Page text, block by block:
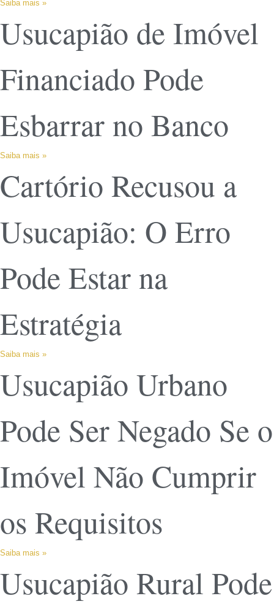
Saiba mais »
Usucapião de Imóvel
Financiado Pode
Esbarrar no Banco
Saiba mais »
Cartório Recusou a
Usucapião: O Erro
Pode Estar na
Estratégia
Saiba mais »
Usucapião Urbano
Pode Ser Negado Se o
Imóvel Não Cumprir
os Requisitos
Saiba mais »
Usucapião Rural Pode